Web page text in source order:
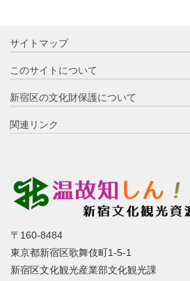
サイトマップ
このサイトについて
新宿区の文化財保護について
関連リンク
〒160-8484
東京都新宿区歌舞伎町1-5-1
新宿区文化観光産業部文化観光課